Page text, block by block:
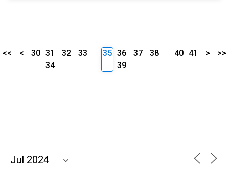
<< < 30 31 32
33
34
35 36 37
38
39
40 41 > >>